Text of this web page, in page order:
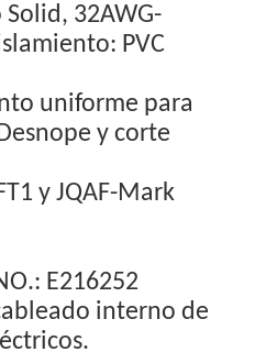
32AWG-
PVC
uniforme para
Desnope y corte
y JQAF-Mark
llama
E216252
interno de
y eléctricos.